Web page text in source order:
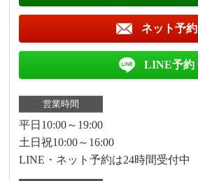
ネット予約
LINE予約
営業時間
平日10:00～19:00
土日祝10:00～16:00
LINE・ネット予約は24時間受付中